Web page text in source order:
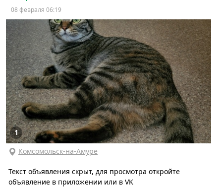
08 февраля 06:19
1
Комсомольск-на-Амуре
Текст объявления скрыт, для просмотра откройте
объявление в приложении или в VK